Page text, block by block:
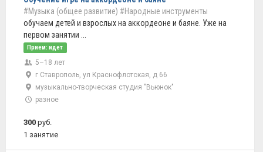
#Музыка (общее развитие) #Народные инструменты
обучаем детей и взрослых на аккордеоне и баяне. Уже на
первом занятии ...
Прием: идет
5–18 лет
г Ставрополь, ул Краснофлотская, д 66
музыкально-творческая студия "Вьюнок"
разное
300 руб.
1 занятие